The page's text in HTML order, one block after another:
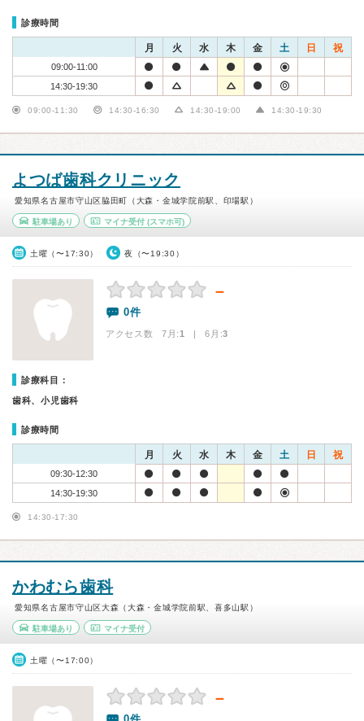
診療時間
月 火 水 木 金 土 日 祝
09:00-11:00
14:30-19:30
09:00-11:30 14:30-16:30 14:30-19:00 14:30-19:30
よつば歯科クリニック
愛知県名古屋市守山区脇田町（大森・金城学院前駅、印場駅）
駐車場あり マイナ受付(スマホ可)
土曜（〜17:30） 夜（〜19:30）
－
0件
アクセス数 7月:1 | 6月:3
診療科目：
歯科、小児歯科
診療時間
月 火 水 木 金 土 日 祝
09:30-12:30
14:30-19:30
14:30-17:30
かわむら歯科
愛知県名古屋市守山区大森（大森・金城学院前駅、喜多山駅）
駐車場あり マイナ受付
土曜（〜17:00）
－